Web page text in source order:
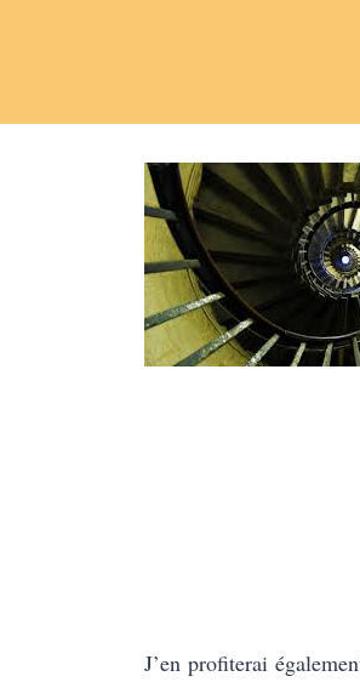
J’en profiterai